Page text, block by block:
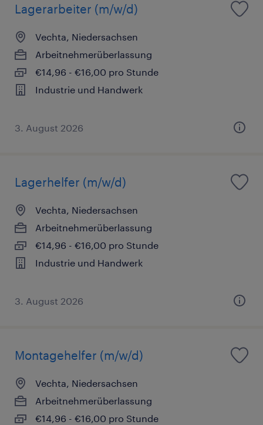
Lagerarbeiter (m/w/d)
Vechta, Niedersachsen
Arbeitnehmerüberlassung
€14,96 - €16,00 pro Stunde
Industrie und Handwerk
3. August 2026
Lagerhelfer (m/w/d)
Vechta, Niedersachsen
Arbeitnehmerüberlassung
€14,96 - €16,00 pro Stunde
Industrie und Handwerk
3. August 2026
Montagehelfer (m/w/d)
Vechta, Niedersachsen
Arbeitnehmerüberlassung
€14,96 - €16,00 pro Stunde